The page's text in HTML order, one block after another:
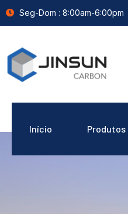
Seg-Dom : 8:00am-6:00pm
Início Produtos